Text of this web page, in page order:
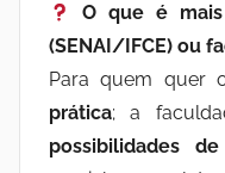
O que é
(SENAI/IFCE) ou
Para quem quer
prática; a
possibilidades